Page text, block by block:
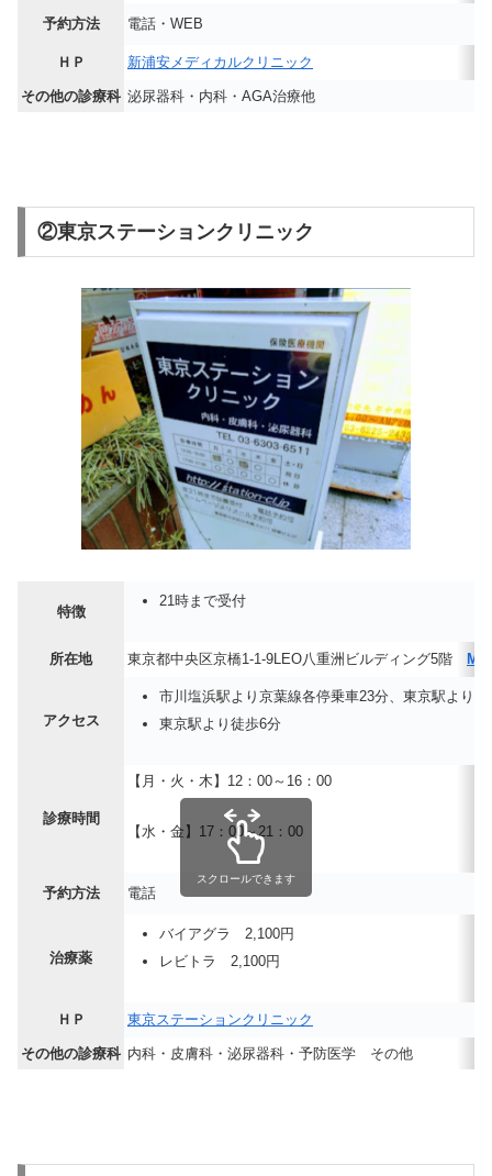
予約方法 電話・WEB
ＨＰ 新浦安メディカルクリニック
その他の診療科 泌尿器科・内科・AGA治療他
②東京ステーションクリニック
特徴
21時まで受付
所在地 東京都中央区京橋1-1-9LEO八重洲ビルディング5階
アクセス
市川塩浜駅より京葉線各停乗車23分、東京駅より徒
東京駅より徒歩6分
診療時間
【月・火・木】12：00～16：00
【水・金】17：00～21：00
予約方法 電話
治療薬
バイアグラ 2,100円
レビトラ 2,100円
ＨＰ 東京ステーションクリニック
その他の診療科 内科・皮膚科・泌尿器科・予防医学 その他
スクロールできます